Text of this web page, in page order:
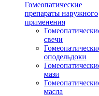
Гомеопатические
препараты наружного
применения
свечи
оподельдоки
мази
масла